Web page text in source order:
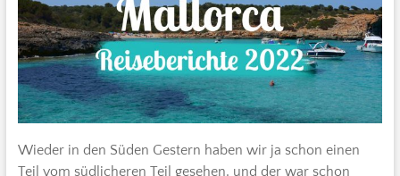
Wieder in den Süden Gestern haben wir ja schon einen
Teil vom südlicheren Teil gesehen, und der war schon